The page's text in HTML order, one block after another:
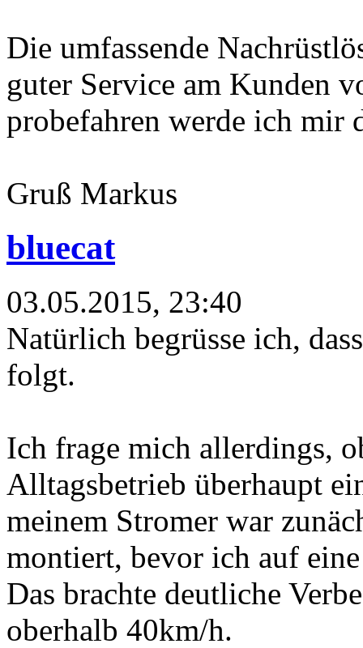
Die umfassende
guter Service am Kunden
probefahren werde ich mir
Gruß Markus
bluecat
03.05.2015, 23:40
Natürlich begrüsse ich,
folgt.
Ich frage mich allerdings,
Alltagsbetrieb überhaupt
meinem Stromer war
montiert, bevor ich auf
Das brachte deutliche
oberhalb 40km/h.